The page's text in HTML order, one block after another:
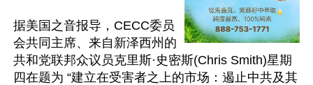
据美国之音报导，CECC委员
会共同主席、来自新泽西州的
共和党联邦众议员克里斯·史密斯(Chris Smith)星期
四在题为 “建立在受害者之上的市场：遏止中共及其